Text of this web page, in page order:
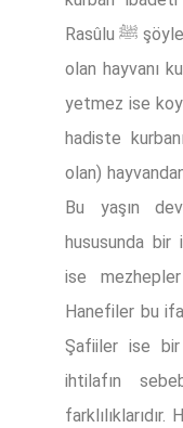
Rasûlu ﷺ şöyle buyurmuştur: “Sadece müsinne
olan hayvanı
yetmez ise
hadiste
olan)
Bu yaşın
hususunda
ise mezhepler
Hanefiler bu
Şafiiler ise bir
ihtilafın